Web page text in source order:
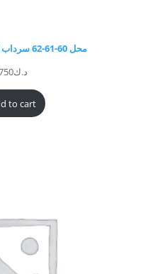
محل 60-61-62 سرداب ( مجمع بهبهاني )
د.ك
to cart